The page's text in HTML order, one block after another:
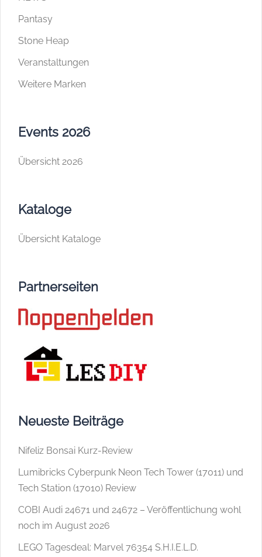
Pantasy
Stone Heap
Veranstaltungen
Weitere Marken
Events 2026
Übersicht 2026
Kataloge
Übersicht Kataloge
Partnerseiten
Neueste Beiträge
Nifeliz Bonsai Kurz-Review
Lumibricks Cyberpunk Neon Tech Tower (17011) und
Tech Station (17010) Review
COBI Audi 24671 und 24672 – Veröffentlichung wohl
noch im August 2026
LEGO Tagesdeal: Marvel 76354 S.H.I.E.L.D.